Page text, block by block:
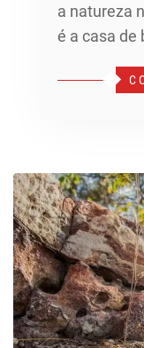
a natureza
é a casa de